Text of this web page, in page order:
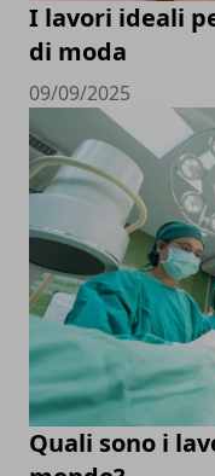
I lavori ideali
di moda
09/09/2025
Quali sono i